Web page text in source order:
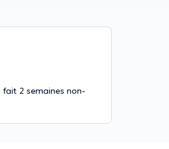
fait 2 semaines non-